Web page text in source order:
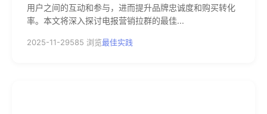
用户之间的互动和参与，进而提升品牌忠诚度和购买转化
率。本文将深入探讨电报营销拉群的最佳...
2025-11-29585 浏览最佳实践